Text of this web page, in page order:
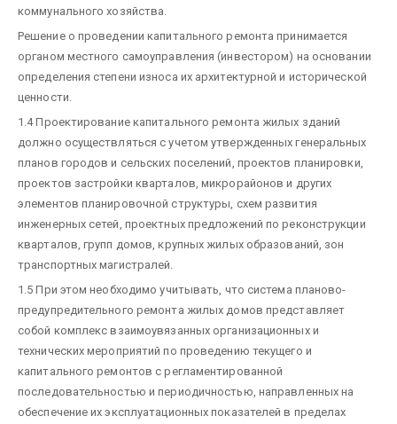
коммунального хозяйства.
Решение о проведении капитального ремонта принимается
органом местного самоуправления (инвестором) на основании
определения степени износа их архитектурной и исторической
ценности.
1.4 Проектирование капитального ремонта жилых зданий
должно осуществляться с учетом утвержденных генеральных
планов городов и сельских поселений, проектов планировки,
проектов застройки кварталов, микрорайонов и других
элементов планировочной структуры, схем развития
инженерных сетей, проектных предложений по реконструкции
кварталов, групп домов, крупных жилых образований, зон
транспортных магистралей.
1.5 При этом необходимо учитывать, что система планово-
предупредительного ремонта жилых домов представляет
собой комплекс взаимоувязанных организационных и
технических мероприятий по проведению текущего и
капитального ремонтов с регламентированной
последовательностью и периодичностью, направленных на
обеспечение их эксплуатационных показателей в пределах